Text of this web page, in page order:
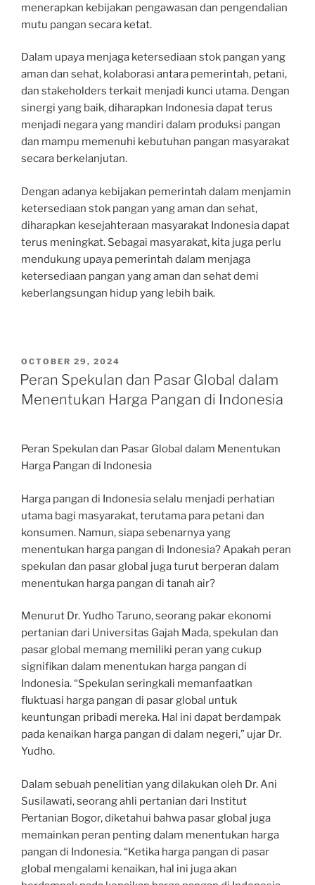
menerapkan kebijakan pengawasan dan pengendalian
mutu pangan secara ketat.
Dalam upaya menjaga ketersediaan stok pangan yang
aman dan sehat, kolaborasi antara pemerintah, petani,
dan stakeholders terkait menjadi kunci utama. Dengan
sinergi yang baik, diharapkan Indonesia dapat terus
menjadi negara yang mandiri dalam produksi pangan
dan mampu memenuhi kebutuhan pangan masyarakat
secara berkelanjutan.
Dengan adanya kebijakan pemerintah dalam menjamin
ketersediaan stok pangan yang aman dan sehat,
diharapkan kesejahteraan masyarakat Indonesia dapat
terus meningkat. Sebagai masyarakat, kita juga perlu
mendukung upaya pemerintah dalam menjaga
ketersediaan pangan yang aman dan sehat demi
keberlangsungan hidup yang lebih baik.
POSTED
ON
OCTOBER 29, 2024
Peran Spekulan dan Pasar Global dalam
Menentukan Harga Pangan di Indonesia
Peran Spekulan dan Pasar Global dalam Menentukan
Harga Pangan di Indonesia
Harga pangan di Indonesia selalu menjadi perhatian
utama bagi masyarakat, terutama para petani dan
konsumen. Namun, siapa sebenarnya yang
menentukan harga pangan di Indonesia? Apakah peran
spekulan dan pasar global juga turut berperan dalam
menentukan harga pangan di tanah air?
Menurut Dr. Yudho Taruno, seorang pakar ekonomi
pertanian dari Universitas Gajah Mada, spekulan dan
pasar global memang memiliki peran yang cukup
signifikan dalam menentukan harga pangan di
Indonesia. “Spekulan seringkali memanfaatkan
fluktuasi harga pangan di pasar global untuk
keuntungan pribadi mereka. Hal ini dapat berdampak
pada kenaikan harga pangan di dalam negeri,” ujar Dr.
Yudho.
Dalam sebuah penelitian yang dilakukan oleh Dr. Ani
Susilawati, seorang ahli pertanian dari Institut
Pertanian Bogor, diketahui bahwa pasar global juga
memainkan peran penting dalam menentukan harga
pangan di Indonesia. “Ketika harga pangan di pasar
global mengalami kenaikan, hal ini juga akan